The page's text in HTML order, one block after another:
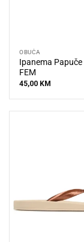
OBUĆA
Ipanema Papuče
FEM
45,00 KM